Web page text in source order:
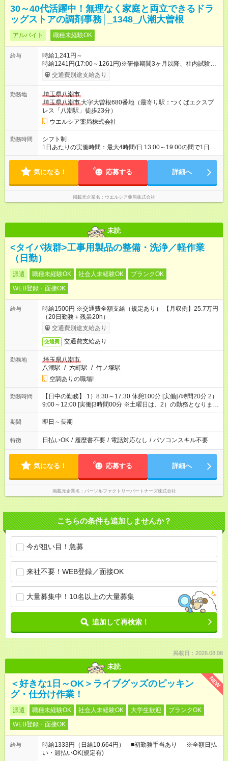
30～40代活躍中！無理なく家庭と両立できるドラ
ッグストアの調剤事務│_1348_八潮大曽根
アルバイト 職種未経験OK
給与
時給1,241円～
時給1241円(17:00～1261円)※研修期間3ヶ月以降、社内試験に
よる更新判定あり 社内試験合格後、時給＋50～100円の昇給あ
り （大学生は＋20円） 試用期間あり：入社日から3ヶ月間／本
間の長さ：3ヶ月 雇用形態、給与は本採用時と同じです。
交通費別途支給あり
勤務地
埼玉県八潮市
埼玉県八潮市 大字大曽根680番地（最寄り駅：つくばエクスプ
レス「八潮駅」徒歩23分）
ウエルシア薬局株式会社
勤務時間
シフト制
1日あたりの実働時間：最大4時間/日 13:00～19:00の間で1日4
時間の勤務 ☆週2～4日の勤務 ※勤務曜日応相談 ☆未経験・無資
気になる！ 応募する 詳細へ
掲載元企業名 ウエルシア薬局株式会社
未読
<タイパ抜群>工事用製品の整備・洗浄／軽作業
（日勤）
派遣 職種未経験OK 社会人未経験OK
ブランクOK
WEB登録・面接OK
給与
時給1500円 ※交通費全額支給（規定あり） 【月収例】25.7万円
（20日勤務＋残業20h）
交通費別途支給あり
交通費 交通費支給あり
勤務地
埼玉県八潮市
八潮駅 / 六町駅 / 竹ノ塚駅
空調ありの職場!
勤務時間
【日中の勤務】 1）8:30～17:30 休憩100分 [実働]7時間20分 2）
9:00～12:00 [実働]3時間00分 ※土曜日は、2）の勤務となりま
す。
期間 即日～長期
特徴 日払いOK / 履歴書不要 / 電話対応なし / パソコンスキル不要
気になる！ 応募する 詳細へ
掲載元企業名 パーソルファクトリーパートナーズ株式会社
こちらの条件も追加しませんか？
今が狙い目！急募
来社不要！WEB登録／面接OK
大量募集中！10名以上の大量募集
追加して再検索！
掲載日：2026.08.08
未読
NEW
＜好きな1日～OK＞ライブグッズのピッキン
グ・仕分け作業！
派遣 職種未経験OK 社会人未経験OK 大学生歓迎
ブランクOK
WEB登録・面接OK
給与
時給1333円（日給10,664円） ■初勤務手当あり ※全額日払
い・週払いOK(規定有)